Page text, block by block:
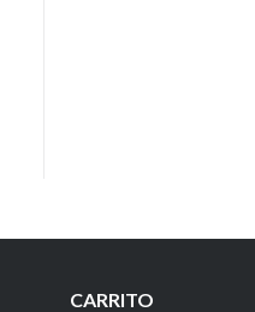
CARRITO